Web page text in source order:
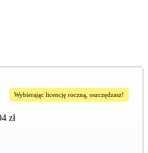
Wybierając licencję roczną, oszczędzasz!
zł